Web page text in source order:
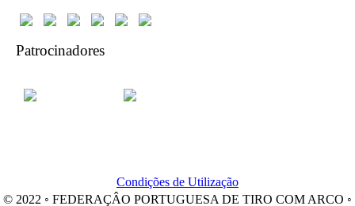
Patrocinadores
Condições de Utilização
© 2022 ◦ FEDERAÇÂO PORTUGUESA DE TIRO COM ARCO ◦